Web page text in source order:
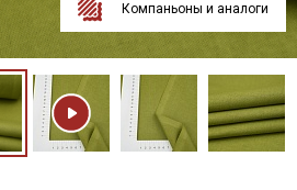
Компаньоны и аналоги